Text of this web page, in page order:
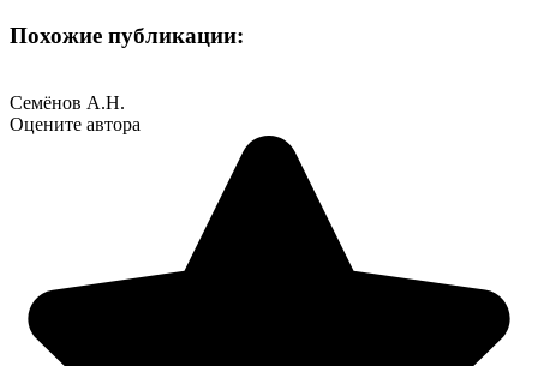
Похожие публикации:
Семёнов А.Н.
Оцените автора